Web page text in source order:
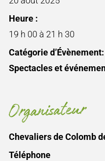
Heure :
19 h 00 à 21 h 30
Catégorie d’Évènement:
Spectacles et
Organisateur
Chevaliers de Colomb
Téléphone